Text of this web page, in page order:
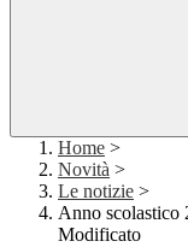
Home >
Novità >
Le notizie >
Anno scolastico
Modificato